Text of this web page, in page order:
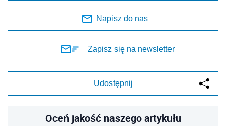
Napisz do nas
Zapisz się na newsletter
Udostępnij
Oceń jakość naszego artykułu